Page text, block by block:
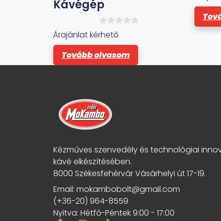
Kávégép
0
a
z
5
-
Árajánlat kérhető
Tovább olvasom
Kézműves szenvedély és technológiai
kávé elkészítésében.
8000 Székesfehérvár Vásárhelyi út 17-19.
Email: mokambobolt@gmail.com
(+36-20) 964-8559
Nyitva: Hétfő-Péntek 9:00 - 17:00